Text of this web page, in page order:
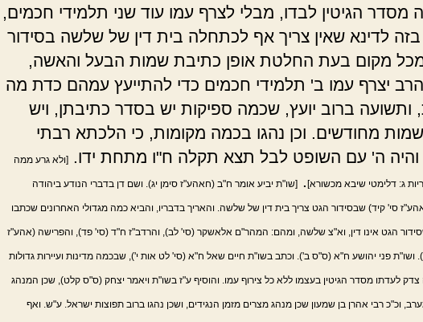
מסדר הגיטין לבדו, מבלי לצרף עמו עוד שני תלמידי חכמים,
לדינא שאין צריך אף לכתחלה בית דין של שלשה בסידור
מקום בעת החלטת אופן כתיבת שמות הבעל והאשה,
יצרף עמו ב' תלמידי חכמים כדי להתייעץ עמהם כדת מה
ותשועה ברוב יועץ, שכמה ספיקות יש בסדר כתיבתן, ויש
מחודשים. וכן נהגו בכמה מקומות, כי הלכתא רבתי
והיה ה' עם השופט לבל תצא תקלה ח"ו מתחת ידו.
[ולא גרע ממה
ג: דלימטי שיבא מכשורא] . [שו"ת יביע אומר ח"ב (חאהע"ז סימן יג). ושם דן בדברי הנודע ביהודה
סי' קיד) שבסידור הגט צריך בית דין של שלשה. והאריך בדבריו, והביא כמה מגדולי האחרונים שכתבו
הגט אינו דין, וא"צ שלשה, ומהם: המהר"ם אלאשקר (סי' לב), והרדב"ז ח"ד (סי' פד), והפרישה (אהע"ז
ושו"ת פני יהושע ח"א (ס"ס ב'). וכתב בשו"ת חיים שאל ח"א (סי' לט אות י'), שבכמה מדינות ועיירות גדולות
לעדתו מסדר הגיטין בעצמו ללא כל צירוף עמו. והוסיף ע"ז בשו"ת ויאמר יצחק (ס"ס קלט), שכן המנהג
וכ"כ רבי אהרן בן שמעון שכן מנהג מצרים מזמן הנגידים, ושכן נהגו ברוב תפוצות ישראל. ע"ש. ואף